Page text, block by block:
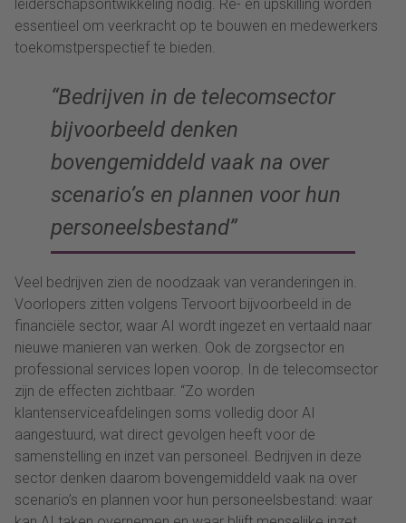
leiderschapsontwikkeling nodig. Re- en upskilling worden
essentieel om veerkracht op te bouwen en medewerkers
toekomstperspectief te bieden.
“Bedrijven in de telecomsector
bijvoorbeeld denken
bovengemiddeld vaak na over
scenario’s en plannen voor hun
personeelsbestand”
Veel bedrijven zien de noodzaak van veranderingen in.
Voorlopers zitten volgens Tervoort bijvoorbeeld in de
financiële sector, waar AI wordt ingezet en vertaald naar
nieuwe manieren van werken. Ook de zorgsector en
professional services lopen voorop. In de telecomsector
zijn de effecten zichtbaar. “Zo worden
klantenserviceafdelingen soms volledig door AI
aangestuurd, wat direct gevolgen heeft voor de
samenstelling en inzet van personeel. Bedrijven in deze
sector denken daarom bovengemiddeld vaak na over
scenario’s en plannen voor hun personeelsbestand: waar